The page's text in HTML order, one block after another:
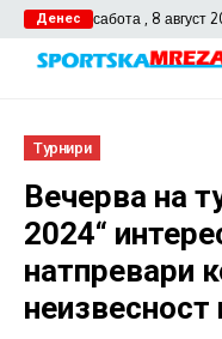
Денес сабота , 8 август
Турнири
Вечерва на
2024“
натпревари
неизвесност